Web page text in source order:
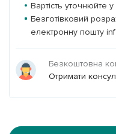
Вартість уточнюйте
Безготівковий
електронну пошту
Безкоштовна
Отримати